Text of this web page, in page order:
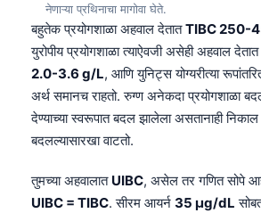
नेणाऱ्या प्रथिनाचा मागोवा घेते.
बहुतेक प्रयोगशाळा अहवाल देतातTIBC 250-
युरोपीय प्रयोगशाळा त्याऐवजी असेही अहवाल देतात
2.0-3.6 g/L, आणि युनिट्स योग्यरीत्या
अर्थ समानच राहतो. रुग्ण अनेकदा प्रयोगशाळा
देण्याच्या स्वरूपात बदल झालेला असतानाही निकाल
बदलल्यासारखा वाटतो.
तुमच्या अहवालात UIBC, असेल तर गणित सोपे
UIBC = TIBC. सीरम आयर्न 35 µg/dL